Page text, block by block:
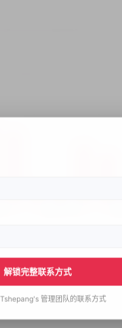
解锁完整联系方式
Tshepang's 管理团队的联系方式